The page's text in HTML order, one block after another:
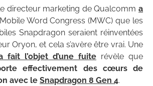
directeur marketing de Qualcomm a
Word Congress (MWC) que les
Snapdragon seraient réinventées
Oryon, et cela s’avère être vrai. Une
fait l’objet d’une fuite révèle que
effectivement des cœurs de
avec le Snapdragon 8 Gen 4.